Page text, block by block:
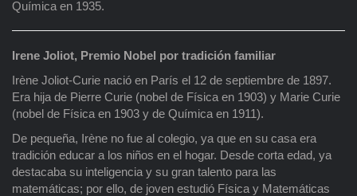
Química en 1935.
Irene Joliot, Premio Nobel por tradición familiar
Irène Joliot-Curie nació en París el 12 de septiembre de 1897.
Era hija de Pierre Curie (nobel de Física en 1903) y Marie Curie
(nobel de Física en 1903 y de Química en 1911).
De pequeña, Irène no fue al colegio, ya que en su casa era
tradición educar a los niños en el hogar. Desde corta edad, ya
destacaba su inteligencia y su gran talento para las
matemáticas; por ello, de joven estudió Física y Matemáticas